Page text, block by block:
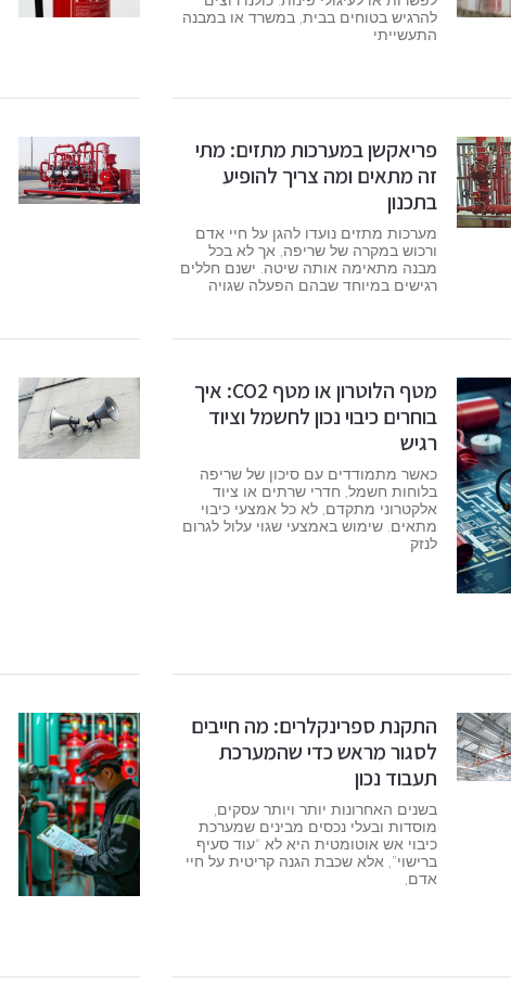
להרגיש בטוחים בבית, במשרד או במבנה
התעשייתי
פריאקשן במערכות מתזים: מתי
זה מתאים ומה צריך להופיע
בתכנון
מערכות מתזים נועדו להגן על חיי אדם
ורכוש במקרה של שריפה, אך לא בכל
מבנה מתאימה אותה שיטה. ישנם חללים
רגישים במיוחד שבהם הפעלה שגויה
מטף הלוטרון או מטף CO2: איך
בוחרים כיבוי נכון לחשמל וציוד
רגיש
כאשר מתמודדים עם סיכון של שריפה
בלוחות חשמל, חדרי שרתים או ציוד
אלקטרוני מתקדם, לא כל אמצעי כיבוי
מתאים. שימוש באמצעי שגוי עלול לגרום
לנזק
התקנת ספרינקלרים: מה חייבים
לסגור מראש כדי שהמערכת
תעבוד נכון
בשנים האחרונות יותר ויותר עסקים,
מוסדות ובעלי נכסים מבינים שמערכת
כיבוי אש אוטומטית היא לא “עוד סעיף
ברישוי”, אלא שכבת הגנה קריטית על חיי
אדם,